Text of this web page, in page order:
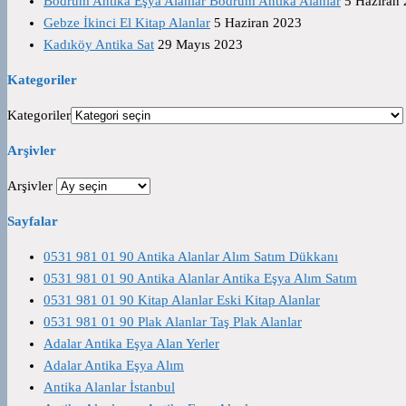
Gebze İkinci El Kitap Alanlar 5 Haziran 2023
Kadıköy Antika Sat 29 Mayıs 2023
Kategoriler
Kategoriler
Arşivler
Arşivler
Sayfalar
0531 981 01 90 Antika Alanlar Alım Satım Dükkanı
0531 981 01 90 Antika Alanlar Antika Eşya Alım Satım
0531 981 01 90 Kitap Alanlar Eski Kitap Alanlar
0531 981 01 90 Plak Alanlar Taş Plak Alanlar
Adalar Antika Eşya Alan Yerler
Adalar Antika Eşya Alım
Antika Alanlar İstanbul